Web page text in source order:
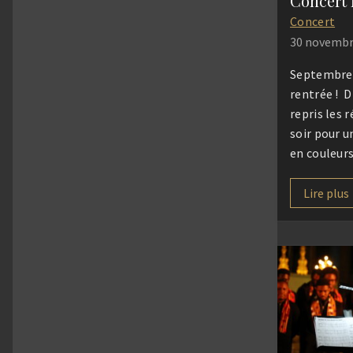
Concert
30
Septembre
rentrée !
repris les
soir pour
en
ce
musée
projet « la
chair » de
Nourry.
Lire plus